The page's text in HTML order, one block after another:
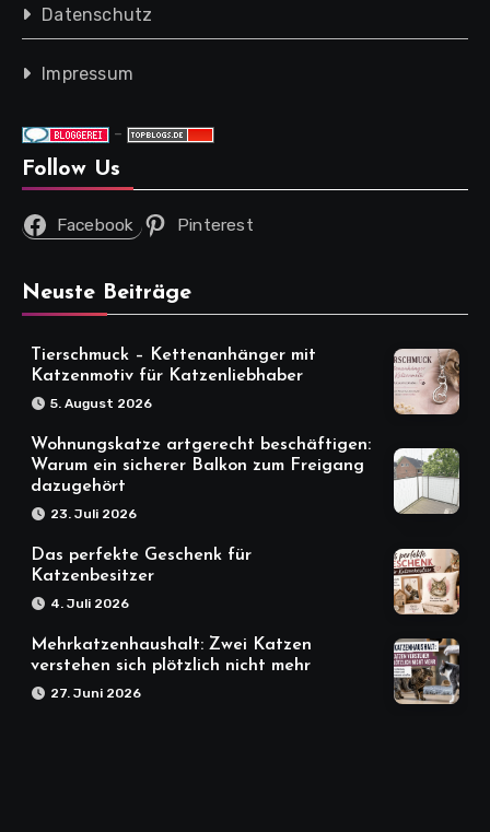
Datenschutz
Impressum
-
Follow Us
Facebook Pinterest
Neuste Beiträge
Tierschmuck – Kettenanhänger mit
Katzenmotiv für Katzenliebhaber
5. August 2026
Wohnungskatze artgerecht beschäftigen:
Warum ein sicherer Balkon zum Freigang
dazugehört
23. Juli 2026
Das perfekte Geschenk für
Katzenbesitzer
4. Juli 2026
Mehrkatzenhaushalt: Zwei Katzen
verstehen sich plötzlich nicht mehr
27. Juni 2026